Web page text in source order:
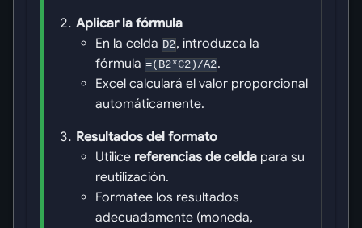
Aplicar la fórmula
En la celda D2, introduzca la
fórmula =(B2*C2)/A2.
Excel calculará el valor proporcional
automáticamente.
Resultados del formato
Utilice referencias de celda para su
reutilización.
Formatee los resultados
adecuadamente (moneda,